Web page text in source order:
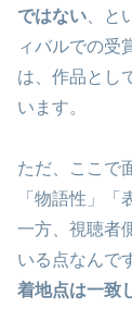
ではない 、
ィバルでの受
は、作品とし
います。
ただ、ここで
「物語性」
一方、視聴者
いる点なんで
着地点は一致